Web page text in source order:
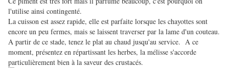
l'utilise ainsi contingenté.
La cuisson est assez rapide, elle est parfaite lorsque les chayottes sont
encore un peu fermes, mais se laissent traverser par la lame d'un couteau.
A partir de ce stade, tenez le plat au chaud jusqu'au service. A ce
moment, présentez en répartissant les herbes, la mélisse s'accorde
particulièrement bien à la saveur des crustacés.